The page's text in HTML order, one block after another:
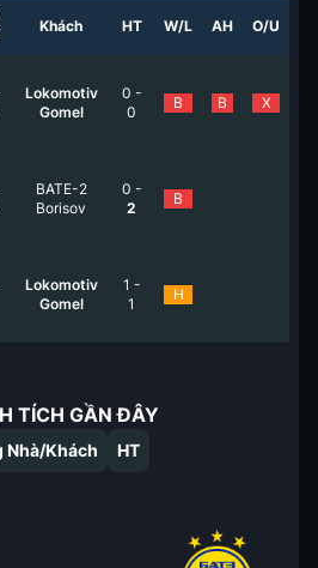
Khách HT W/L AH O/U
Lokomotiv
Gomel
0 -
0
B B X
BATE-2
Borisov
0 -
2
B
Lokomotiv
Gomel
1 -
1
H
TÍCH GẦN ĐÂY
Nhà/Khách HT